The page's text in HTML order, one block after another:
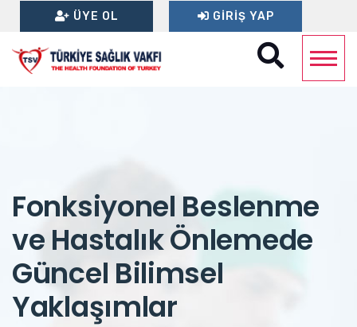
ÜYE OL GIRIŞ YAP
Fonksiyonel Beslenme
ve Hastalık Önlemede
Güncel Bilimsel
Yaklaşımlar